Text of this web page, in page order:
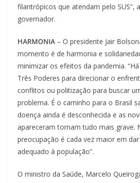
filantrópicos que atendam pelo SUS”,
governador.
HARMONIA – O presidente Jair
momento é de harmonia e
minimizar os efeitos da pandemia.
Três Poderes para direcionar o
conflitos ou politização para buscar
problema. É o caminho para o Brasil
doença ainda é desconhecida e as
apareceram tornam tudo mais grave.
preocupação é cada vez maior em
adequado à população”.
O ministro da Saúde, Marcelo